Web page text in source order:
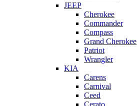
JEEP
Cherokee
Commander
Compass
Grand Cherokee
Patriot
Wrangler
KIA
Carens
Carnival
Ceed
Cerato